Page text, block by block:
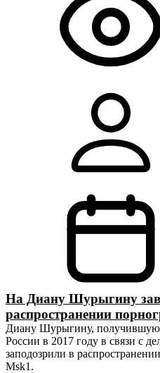
На Диану Шурыгину
распространении
Диану Шурыгину, получившую
России в 2017 году в связи с
заподозрили в
Msk1.